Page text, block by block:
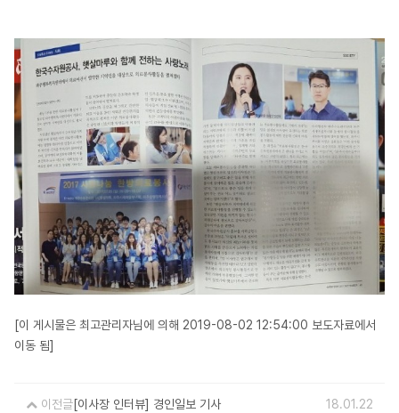
[이 게시물은 최고관리자님에 의해 2019-08-02 12:54:00 보도자료에서
이동 됨]
이전글[이사장 인터뷰] 경인일보 기사 18.01.22